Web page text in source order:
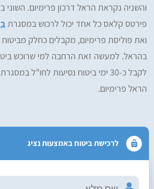
והשניה נקראת הראל דרכון פרימיום. השוני
פירטס קלאס כל אחד יכול לרכוש במסגרת
ואת פוליסת פרימיום, מקבלים כחלק
בהראל. למעשה זאת הרחבה למי שרוכש
לקבל כ-30 ימי ביטוח נסיעות לחו"ל
הראל פרימיום.
לרכישת ביטוח באמצעות נציג